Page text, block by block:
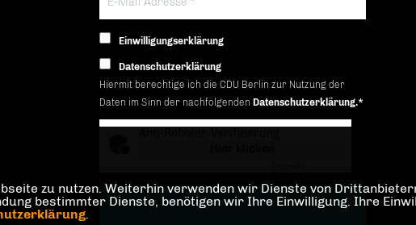
Einwilligungserklärung
Datenschutzerklärung
Hiermit berechtige ich die CDU Berlin zur Nutzung der
Daten im Sinn der nachfolgenden Datenschutzerklärung.*
zu nutzen. Weiterhin verwenden wir Dienste von
bestimmter Dienste, benötigen wir Ihre Einwilligung. Ihre
.